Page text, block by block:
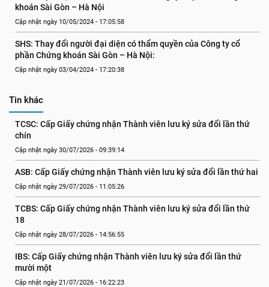
khoán Sài Gòn – Hà Nội
Cập nhật ngày 10/05/2024 - 17:05:58
SHS: Thay đổi người đại diện có thẩm quyền của Công ty cổ
phần Chứng khoán Sài Gòn – Hà Nội:
Cập nhật ngày 03/04/2024 - 17:20:38
Tin khác
TCSC: Cấp Giấy chứng nhận Thành viên lưu ký sửa đổi lần thứ
chín
Cập nhật ngày 30/07/2026 - 09:39:14
ASB: Cấp Giấy chứng nhận Thành viên lưu ký sửa đổi lần thứ hai
Cập nhật ngày 29/07/2026 - 11:05:26
TCBS: Cấp Giấy chứng nhận Thành viên lưu ký sửa đổi lần thứ
18
Cập nhật ngày 28/07/2026 - 14:56:55
IBS: Cấp Giấy chứng nhận Thành viên lưu ký sửa đổi lần thứ
mười một
Cập nhật ngày 21/07/2026 - 16:22:23